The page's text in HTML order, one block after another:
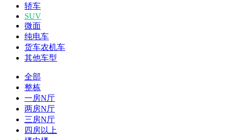
轿车
SUV
微面
纯电车
货车农机车
其他车型
全部
整栋
一房N厅
两房N厅
三房N厅
四房以上